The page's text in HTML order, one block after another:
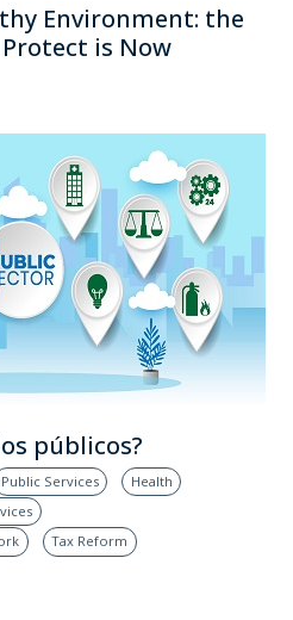
Environment: the
is Now
públicos?
Public Services
Health
Tax Reform